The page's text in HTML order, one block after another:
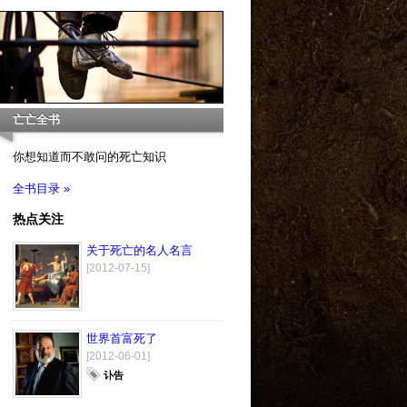
亡亡全书
你想知道而不敢问的死亡知识
全书目录 »
热点关注
关于死亡的名人名言
[2012-07-15]
世界首富死了
[2012-06-01]
讣告